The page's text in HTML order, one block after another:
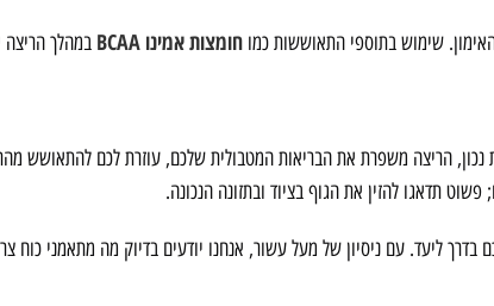
שימוש בתוספי התאוששות כמו חומצות אמינו BCAA במהלך הריצה
הריצה משפרת את הבריאות המטבולית שלכם, עוזרת לכם להתאושש
תדאגו להזין את הגוף בציוד ובתזונה הנכונה.
בדרך ליעד. עם ניסיון של מעל עשור, אנחנו יודעים בדיוק מה מתאמני כוח